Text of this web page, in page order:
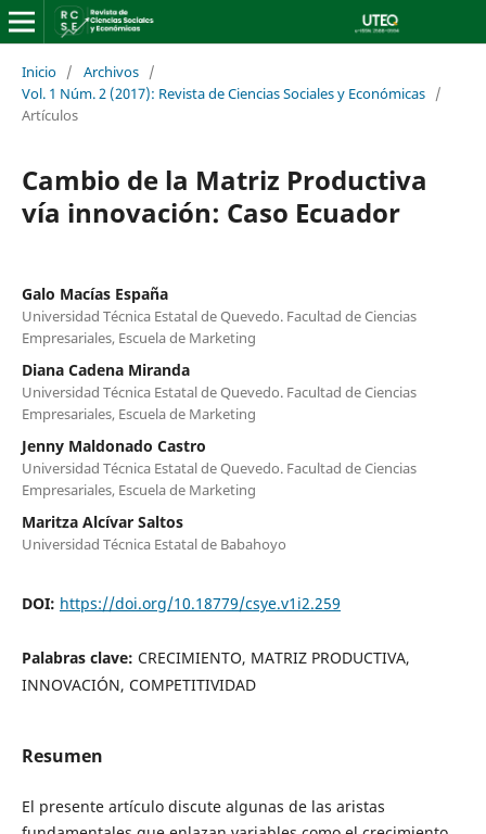
Inicio / Archivos /
Vol. 1 Núm. 2 (2017): Revista de Ciencias Sociales y Económicas /
Artículos
Cambio de la Matriz Productiva
vía innovación: Caso Ecuador
Galo Macías España
Universidad Técnica Estatal de Quevedo. Facultad de Ciencias
Empresariales, Escuela de Marketing
Diana Cadena Miranda
Universidad Técnica Estatal de Quevedo. Facultad de Ciencias
Empresariales, Escuela de Marketing
Jenny Maldonado Castro
Universidad Técnica Estatal de Quevedo. Facultad de Ciencias
Empresariales, Escuela de Marketing
Maritza Alcívar Saltos
Universidad Técnica Estatal de Babahoyo
DOI: https://doi.org/10.18779/csye.v1i2.259
Palabras clave: CRECIMIENTO, MATRIZ PRODUCTIVA,
INNOVACIÓN, COMPETITIVIDAD
Resumen
El presente artículo discute algunas de las aristas